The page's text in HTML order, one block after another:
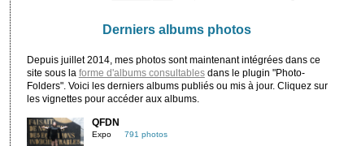
Derniers albums photos
Depuis juillet 2014, mes photos sont maintenant intégrées dans ce
site sous la forme d'albums consultablesdans le plugin "Photo-
Folders". Voici les derniers albums publiés ou mis à jour. Cliquez sur
les vignettes pour accéder aux albums.
QFDN
Expo 791 photos